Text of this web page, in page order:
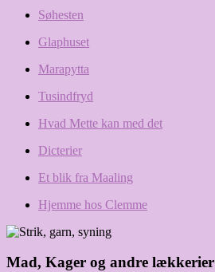
Søhesten
Glaphuset
Marapytta
Tusindfryd
Hvad Mette kan med det
Dicterier
Et blik fra Maaling
Hjemme hos Clemme
Mad, Kager og andre lækkerier